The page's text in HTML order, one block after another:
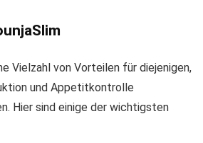
Vielzahl von Vorteilen für diejenigen,
und Appetitkontrolle
Hier sind einige der wichtigsten